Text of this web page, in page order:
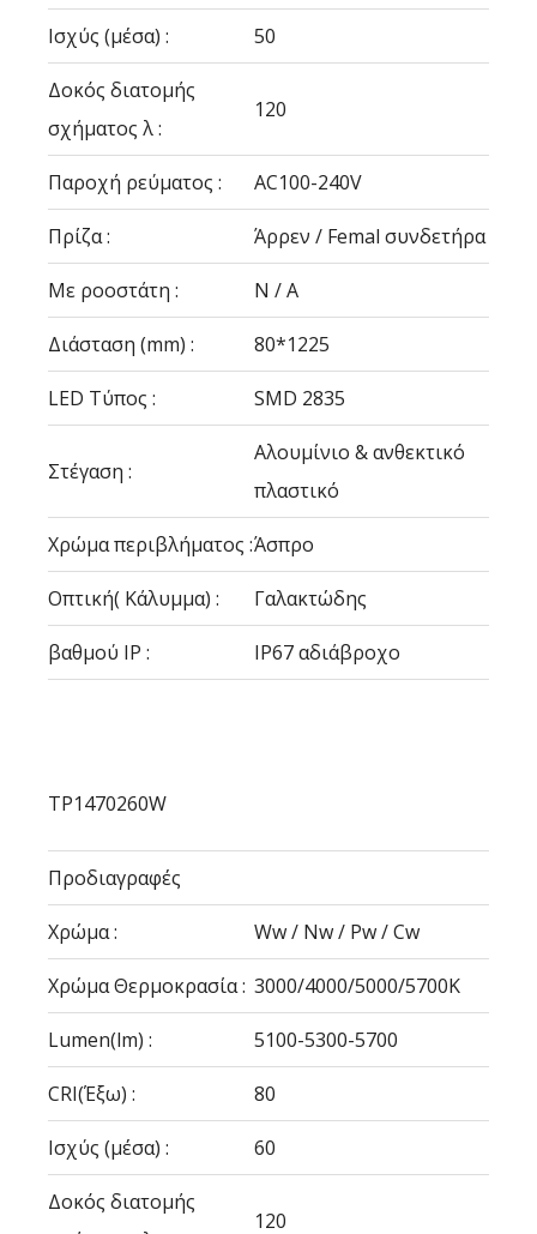
Ισχύς (μέσα) : 50
Δοκός διατομής
σχήματος λ :
120
Παροχή ρεύματος : AC100-240V
Πρίζα : Άρρεν / Femal συνδετήρα
Με ροοστάτη : N / A
Διάσταση (mm) : 80*1225
LED Τύπος : SMD 2835
Στέγαση :
Αλουμίνιο & ανθεκτικό
πλαστικό
Χρώμα περιβλήματος :Άσπρο
Οπτική( Κάλυμμα) : Γαλακτώδης
βαθμού IP : IP67 αδιάβροχο
TP1470260W
Προδιαγραφές
Χρώμα : Ww / Nw / Pw / Cw
Χρώμα Θερμοκρασία : 3000/4000/5000/5700Κ
Lumen(lm) : 5100-5300-5700
CRI(Έξω) : 80
Ισχύς (μέσα) : 60
Δοκός διατομής
120